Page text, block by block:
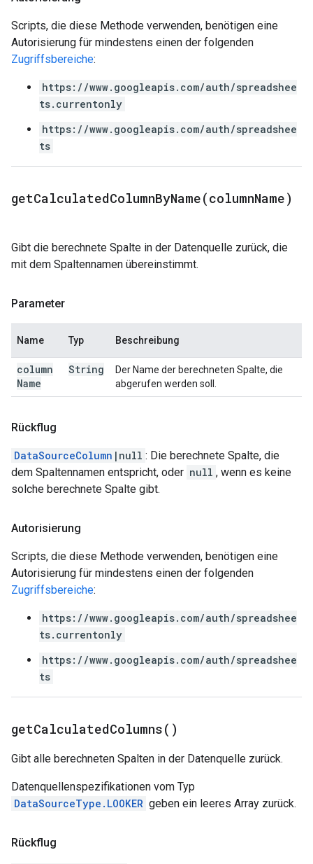
Scripts, die diese Methode verwenden, benötigen eine
Autorisierung für mindestens einen der folgenden
Zugriffsbereiche:
https://www.googleapis.com/auth/spreadshee
ts.currentonly
https://www.googleapis.com/auth/spreadshee
ts
getCalculatedColumnByName(columnName)
Gibt die berechnete Spalte in der Datenquelle zurück, die
mit dem Spaltennamen übereinstimmt.
Parameter
Name Typ Beschreibung
column
Name
String
Der Name der berechneten Spalte, die
abgerufen werden soll.
Rückflug
DataSourceColumn |null : Die berechnete Spalte, die
dem Spaltennamen entspricht, oder null , wenn es keine
solche berechnete Spalte gibt.
Autorisierung
Scripts, die diese Methode verwenden, benötigen eine
Autorisierung für mindestens einen der folgenden
Zugriffsbereiche:
https://www.googleapis.com/auth/spreadshee
ts.currentonly
https://www.googleapis.com/auth/spreadshee
ts
getCalculatedColumns( )
Gibt alle berechneten Spalten in der Datenquelle zurück.
Datenquellenspezifikationen vom Typ
DataSourceType.LOOKER geben ein leeres Array zurück.
Rückflug